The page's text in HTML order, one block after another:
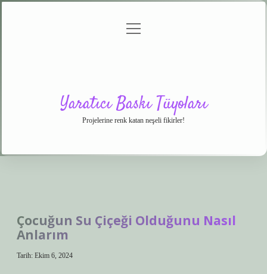
menüyü
Yaratıcı Baskı Tüyoları
Projelerine renk katan neşeli fikirler!
Çocuğun Su Çiçeği Olduğunu Nasıl
Anlarım
Tarih: Ekim 6, 2024